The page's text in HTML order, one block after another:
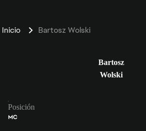
Inicio Bartosz Wolski
Bartosz
Wolski
Posición
MC